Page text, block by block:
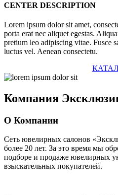
CENTER DESCRIPTION
Lorem ipsum dolor sit amet,
porta erat nec aliquet egestas.
pretium leo adipiscing vitae. Fusce
luctus vel. Aenean consectetu.
Компания
О Компании
Сеть ювелирных салонов
более 20 лет. За это время мы
подборе и продаже ювелирных
взыскательных покупателей.